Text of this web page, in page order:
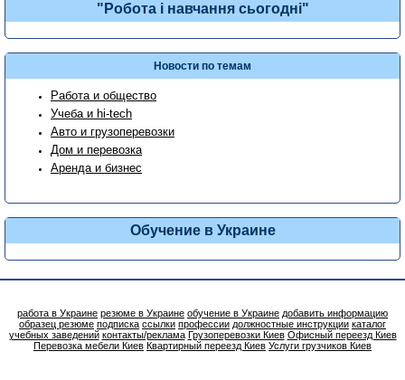
"Робота і навчання сьогодні"
Новости по темам
Работа и общество
Учеба и hi-tech
Авто и грузоперевозки
Дом и перевозка
Аренда и бизнес
Обучение в Украине
работа в Украине резюме в Украине обучение в Украине добавить информацию
образец резюме подписка ссылки профессии должностные инструкции каталог
учебных заведений контакты/реклама Грузоперевозки Киев Офисный переезд Киев
Перевозка мебели Киев Квартирный переезд Киев Услуги грузчиков Киев